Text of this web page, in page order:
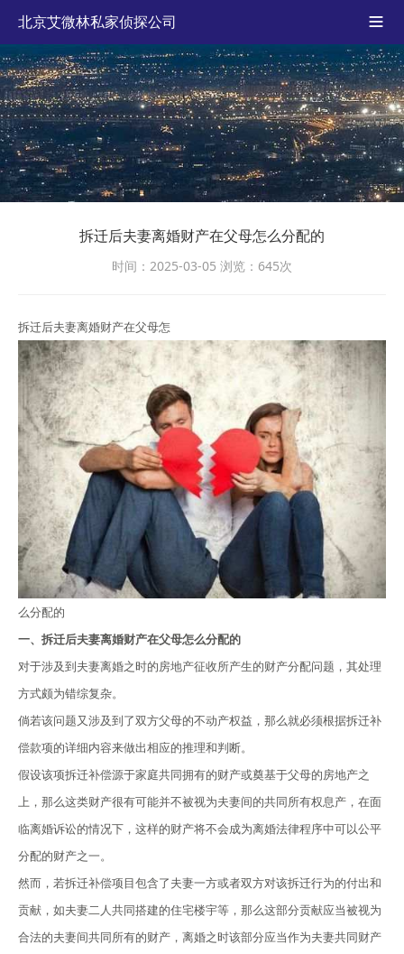
北京艾微林私家侦探公司 
拆迁后夫妻离婚财产在父母怎么分配的
时间：2025-03-05 浏览：645次
拆迁后夫妻离婚财产在父母怎
么分配的
一、拆迁后夫妻离婚财产在父母怎么分配的
对于涉及到夫妻离婚之时的房地产征收所产生的财产分配问题，其处理
方式颇为错综复杂。
倘若该问题又涉及到了双方父母的不动产权益，那么就必须根据拆迁补
偿款项的详细内容来做出相应的推理和判断。
假设该项拆迁补偿源于家庭共同拥有的财产或奠基于父母的房地产之
上，那么这类财产很有可能并不被视为夫妻间的共同所有权息产，在面
临离婚诉讼的情况下，这样的财产将不会成为离婚法律程序中可以公平
分配的财产之一。
然而，若拆迁补偿项目包含了夫妻一方或者双方对该拆迁行为的付出和
贡献，如夫妻二人共同搭建的住宅楼宇等，那么这部分贡献应当被视为
合法的夫妻间共同所有的财产，离婚之时该部分应当作为夫妻共同财产